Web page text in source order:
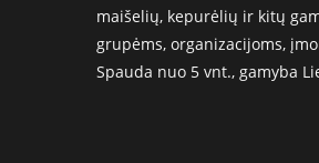
maišelių, kepurėlių ir kitų
grupėms, organizacijoms,
Spauda nuo 5 vnt., gamyba